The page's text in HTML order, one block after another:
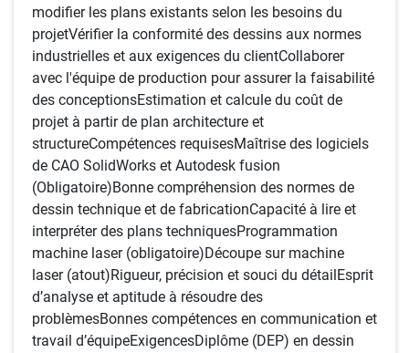
modifier les plans existants selon les besoins du
projetVérifier la conformité des dessins aux normes
industrielles et aux exigences du clientCollaborer
avec l'équipe de production pour assurer la faisabilité
des conceptionsEstimation et calcule du coût de
projet à partir de plan architecture et
structureCompétences requisesMaîtrise des logiciels
de CAO SolidWorks et Autodesk fusion
(Obligatoire)Bonne compréhension des normes de
dessin technique et de fabricationCapacité à lire et
interpréter des plans techniquesProgrammation
machine laser (obligatoire)Découpe sur machine
laser (atout)Rigueur, précision et souci du détailEsprit
d’analyse et aptitude à résoudre des
problèmesBonnes compétences en communication et
travail d’équipeExigencesDiplôme (DEP) en dessin